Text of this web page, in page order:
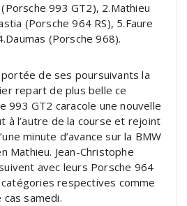
993 GT2), 2.Mathieu
(Porsche 964 RS), 5.Faure
(Porsche 968).
de ses poursuivants la
repart de plus belle ce
993 GT2 caracole une nouvelle
à l’autre de la course et rejoint
minute d’avance sur la BMW
Mathieu. Jean-Christophe
avec leurs Porsche 964
respectives comme
samedi.